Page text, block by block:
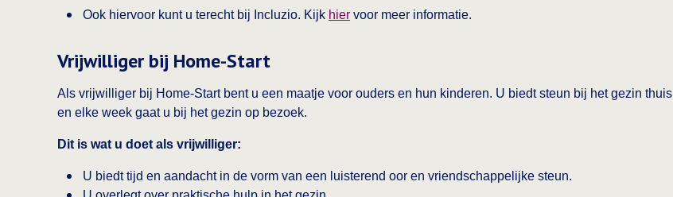
Ook hiervoor kunt u terecht bij Incluzio. Kijk hier voor meer informatie.
Vrijwilliger bij Home-Start
Als vrijwilliger bij Home-Start bent u een maatje voor ouders en hun kinderen. U biedt steun bij het gezin thuis
en elke week gaat u bij het gezin op bezoek.
Dit is wat u doet als vrijwilliger:
U biedt tijd en aandacht in de vorm van een luisterend oor en vriendschappelijke steun.